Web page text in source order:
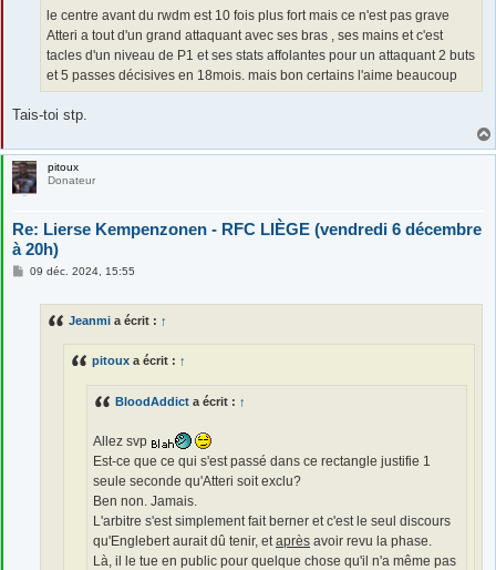
le centre avant du rwdm est 10 fois plus fort mais ce n'est pas grave
Atteri a tout d'un grand attaquant avec ses bras , ses mains et c'est
tacles d'un niveau de P1 et ses stats affolantes pour un attaquant 2 buts
et 5 passes décisives en 18mois. mais bon certains l'aime beaucoup
Tais-toi stp.
pitoux
Donateur
Re: Lierse Kempenzonen - RFC LIÈGE (vendredi 6 décembre
à 20h)
M09 déc. 2024, 15:55
Jeanmi a écrit : ↑
pitoux a écrit : ↑
BloodAddict a écrit : ↑
Allez svp
Est-ce que ce qui s'est passé dans ce rectangle justifie 1
seule seconde qu'Atteri soit exclu?
Ben non. Jamais.
L'arbitre s'est simplement fait berner et c'est le seul discours
qu'Englebert aurait dû tenir, et après avoir revu la phase.
Là, il le tue en public pour quelque chose qu'il n'a même pas